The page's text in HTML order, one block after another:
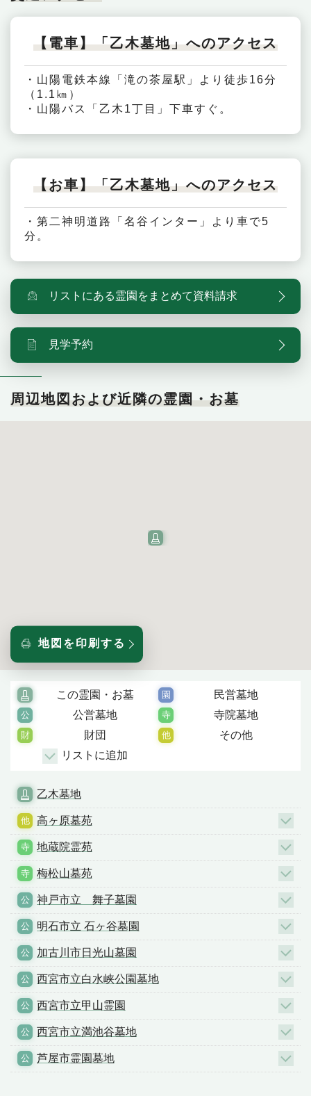
【電車】「乙木墓地」へのアクセス
・山陽電鉄本線「滝の茶屋駅」より徒歩16分
（1.1㎞）
・山陽バス「乙木1丁目」下車すぐ。
【お車】「乙木墓地」へのアクセス
・第二神明道路「名谷インター」より車で5
分。
リストにある霊園をまとめて資料請求
見学予約
周辺地図および近隣の霊園・お墓
地図を印刷する
この霊園・お墓
民営墓地
公営墓地
寺院墓地
財団
その他
リストに追加
乙木墓地
高ヶ原墓苑
地蔵院霊苑
梅松山墓苑
神戸市立 舞子墓園
明石市立 石ヶ谷墓園
加古川市日光山墓園
西宮市立白水峡公園墓地
西宮市立甲山霊園
西宮市立満池谷墓地
芦屋市霊園墓地